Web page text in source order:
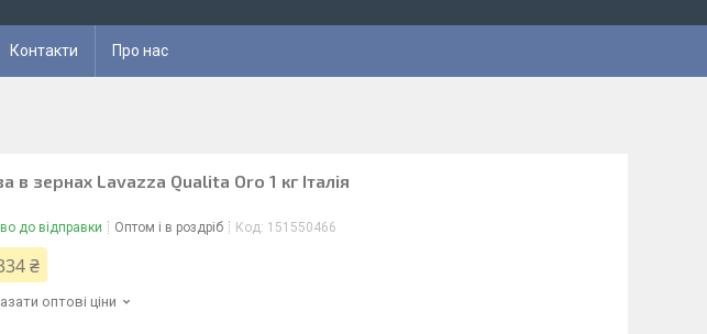
Контакти Про нас
в зернах Lavazza Qualita Oro 1 кг Італія
до відправки Оптом і в роздріб Код: 151550466
₴
оптові ціни